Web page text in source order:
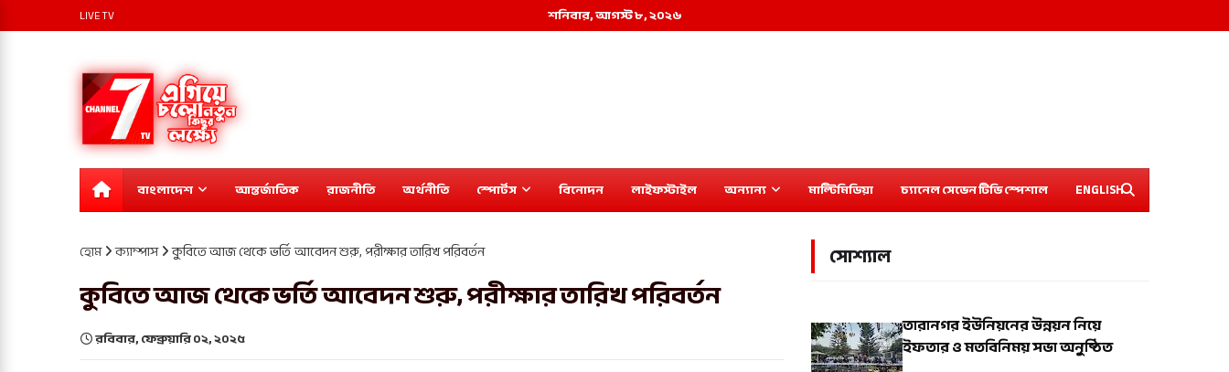
শনিবার, আগস্ট ৮, ২০২৬
LIVE TV
বাংলাদেশ আন্তর্জাতিক রাজনীতি অর্থনীতি স্পোর্টস বিনোদন লাইফস্টাইল অন্যান্য মাল্টিমিডিয়া চ্যানেল সেভেন টিভি স্পেশাল ENGLISH
হোম ক্যাম্পাস কুবিতে আজ থেকে ভর্তি আবেদন শুরু, পরীক্ষার তারিখ পরিবর্তন
কুবিতে আজ থেকে ভর্তি আবেদন শুরু, পরীক্ষার তারিখ পরিবর্তন
রবিবার, ফেব্রুয়ারি ০২, ২০২৫
সোশ্যাল
তারানগর ইউনিয়নের উন্নয়ন নিয়ে
ইফতার ও মতবিনিময় সভা অনুষ্ঠিত